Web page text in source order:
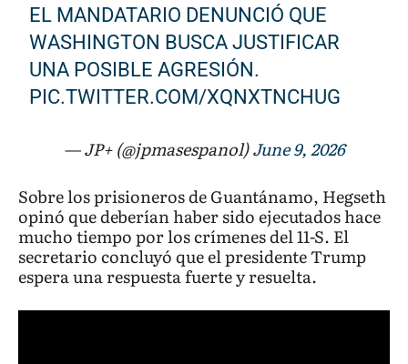
EL MANDATARIO DENUNCIÓ QUE
WASHINGTON BUSCA JUSTIFICAR
UNA POSIBLE AGRESIÓN.
PIC.TWITTER.COM/XQNXTNCHUG
— JP+ (@jpmasespanol)June 9, 2026
Sobre los prisioneros de Guantánamo, Hegseth
opinó que deberían haber sido ejecutados hace
mucho tiempo por los crímenes del 11-S. El
secretario concluyó que el presidente Trump
espera una respuesta fuerte y resuelta.